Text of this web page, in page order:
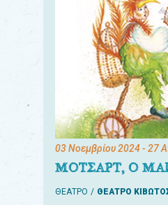
03 Νοεμβρίου 2024- 27
ΜΟΤΣΑΡΤ, Ο
ΘΕΑΤΡΟ ΘΕΑΤΡΟ